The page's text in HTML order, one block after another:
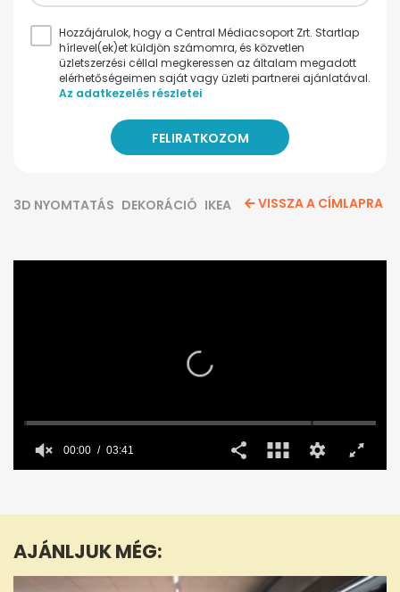
Hozzájárulok, hogy a Central Médiacsoport Zrt. Startlap
hírlevel(ek)et küldjön számomra, és közvetlen
üzletszerzési céllal megkeressen az általam megadott
elérhetőségeimen saját vagy üzleti partnerei ajánlatával.
Az adatkezelés részletei
3D NYOMTATÁS DEKORÁCIÓ IKEA VISSZA A CÍMLAPRA
3
41
seconds
00:00 03:41
AJÁNLJUK MÉG: